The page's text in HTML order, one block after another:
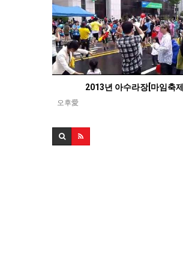
2013년 아수라장[마임축제]
오후愛